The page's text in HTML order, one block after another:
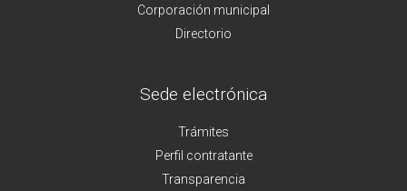
Corporación municipal
Directorio
Sede electrónica
Trámites
Perfil contratante
Transparencia